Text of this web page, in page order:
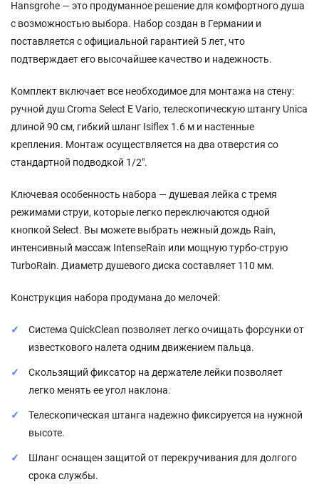
Hansgrohe — это продуманное решение для комфортного душа
с возможностью выбора. Набор создан в Германии и
поставляется с официальной гарантией 5 лет, что
подтверждает его высочайшее качество и надежность.
Комплект включает все необходимое для монтажа на стену:
ручной душ Croma Select E Vario, телескопическую штангу Unica
длиной 90 см, гибкий шланг Isiflex 1.6 м и настенные
крепления. Монтаж осуществляется на два отверстия со
стандартной подводкой 1/2".
Ключевая особенность набора — душевая лейка с тремя
режимами струи, которые легко переключаются одной
кнопкой Select. Вы можете выбрать нежный дождь Rain,
интенсивный массаж IntenseRain или мощную турбо-струю
TurboRain. Диаметр душевого диска составляет 110 мм.
Конструкция набора продумана до мелочей:
Система QuickClean позволяет легко очищать форсунки от
известкового налета одним движением пальца.
Скользящий фиксатор на держателе лейки позволяет
легко менять ее угол наклона.
Телескопическая штанга надежно фиксируется на нужной
высоте.
Шланг оснащен защитой от перекручивания для долгого
срока службы.